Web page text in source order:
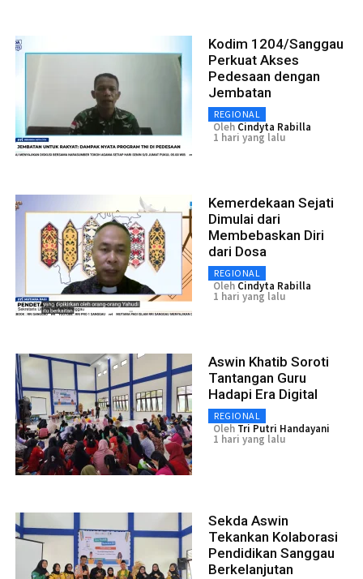
Kodim 1204/Sanggau
Perkuat Akses
Pedesaan dengan
Jembatan
REGIONAL
Oleh Cindyta Rabilla
1 hari yang lalu
Kemerdekaan Sejati
Dimulai dari
Membebaskan Diri
dari Dosa
REGIONAL
Oleh Cindyta Rabilla
1 hari yang lalu
Aswin Khatib Soroti
Tantangan Guru
Hadapi Era Digital
REGIONAL
Oleh Tri Putri Handayani
1 hari yang lalu
Sekda Aswin
Tekankan Kolaborasi
Pendidikan Sanggau
Berkelanjutan